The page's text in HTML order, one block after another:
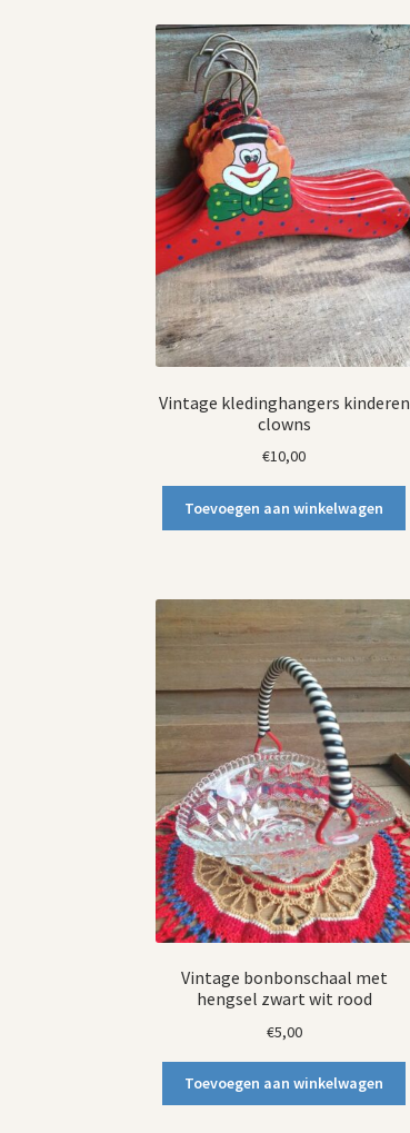
Vintage kledinghangers kinderen
clowns
€10,00
Toevoegen aan winkelwagen
Vintage bonbonschaal met
hengsel zwart wit rood
€5,00
Toevoegen aan winkelwagen